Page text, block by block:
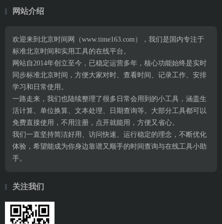
网站介绍
欢迎来到北京时间网（www.time163.com），我们是国内专注于
标准北京时间和实用工具的在线平台。
网站自2014年创立至今，已稳定运营多年，核心功能始终是实时
同步标准北京时间，方便大家对时、查看时间、记录工作、安排
学习和日常使用。
一路走来，我们也陆续整理了很多日常会用到的小工具，涵盖生
活计算、单位换算、文本处理、日期查询等。大部分工具都可以
免费直接使用，不用注册，点开就能用，方便又省心。
我们一直坚持简洁好用、访问快速、运行稳定的理念，不断优化
体验，希望能成为你身边靠谱又顺手的时间查询与在线工具小助
手。
关注我们